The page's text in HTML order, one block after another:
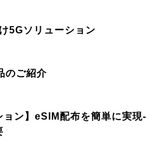
5Gソリューション
のご紹介
ョン】eSIM配布を簡単に実現-